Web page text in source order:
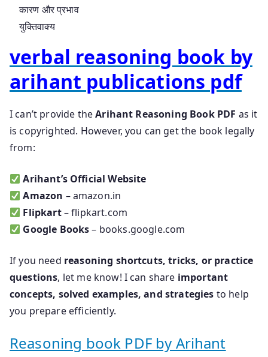
कारण और प्रभाव
युक्तिवाक्य
verbal reasoning book by
arihant publications pdf
I can’t provide theArihant Reasoning Book PDF as it
is copyrighted. However, you can get the book legally
from:
Arihant’s Official Website
Amazon – amazon.in
Flipkart– flipkart.com
Google Books– books.google.com
If you need reasoning shortcuts, tricks, or practice
questions, let me know! I can share important
concepts, solved examples, and strategies to help
you prepare efficiently.
Reasoning book PDF by Arihant